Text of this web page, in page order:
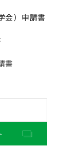
金）申請書
書